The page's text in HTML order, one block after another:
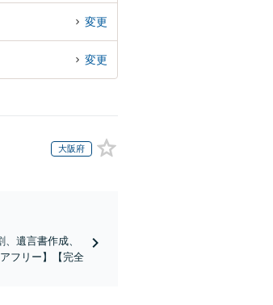
変更
変更
大阪府
遺言書作成、
フリー】【完全